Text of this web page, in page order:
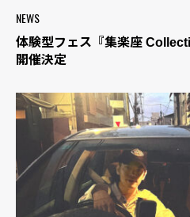
NEWS
体験型フェス『集楽座
開催決定